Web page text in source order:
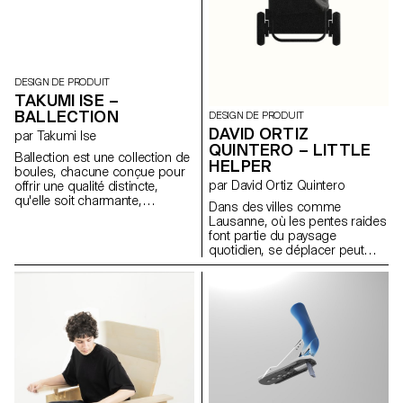
design humble et ancré.
DESIGN DE PRODUIT
TAKUMI ISE –
BALLECTION
par Takumi Ise
Ballection est une collection de
boules, chacune conçue pour
offrir une qualité distincte,
qu'elle soit charmante,
fascination du designer pour
DESIGN DE PRODUIT
DAVID ORTIZ
QUINTERO – LITTLE
HELPER
par David Ortiz Quintero
Dans des villes comme
Lausanne, où les pentes raides
font partie du paysage
quotidien, se déplacer peut
représenter un véritable défi.
part de l’observation d’un objet
simple mais essentiel. Little
Helper réinvente le chariot de
courses comme un outil
d’autonomie. Il explore
comment une technologie